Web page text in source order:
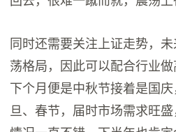
同时还需要关注上证走势，
荡格局，因此可以配合行业
下个月便是中秋节接着是国
旦、春节，届时市场需求旺